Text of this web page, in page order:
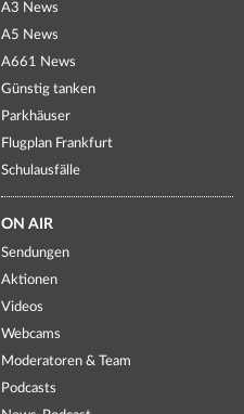
A3 News
A5 News
A661 News
Günstig tanken
Parkhäuser
Flugplan Frankfurt
Schulausfälle
ON AIR
Sendungen
Aktionen
Videos
Webcams
Moderatoren & Team
Podcasts